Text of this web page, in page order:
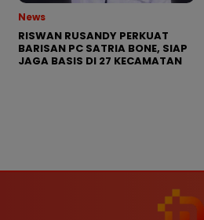
News
RISWAN RUSANDY PERKUAT
BARISAN PC SATRIA BONE, SIAP
JAGA BASIS DI 27 KECAMATAN